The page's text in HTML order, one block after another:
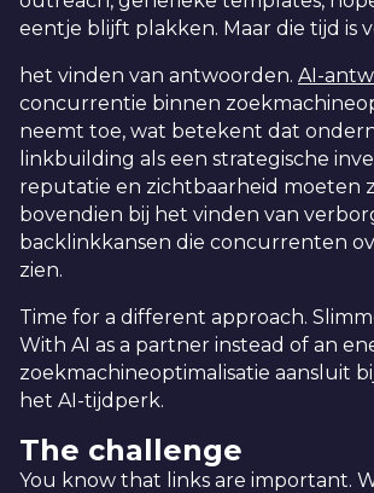
eentje blijft plakken. Maar die tijd is
het vinden van antwoorden. AI-
concurrentie binnen
neemt toe, wat betekent dat
linkbuilding als een strategische
reputatie en zichtbaarheid moeten
bovendien bij het vinden van
backlinkkansen die concurrenten
zien.
Time for a different approach.
With AI as a partner instead of an
zoekmachineoptimalisatie aansluit
het AI-tijdperk.
The challenge
You know that links are important.